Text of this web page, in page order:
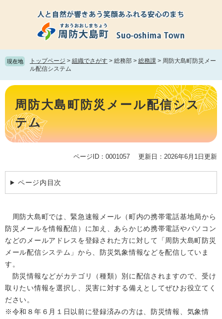
頭
で
飛
ば
て
現在地 トップページ > 組織でさがす > 総務部 > 総務課 > 周防大島町防災メー
ル配信システム
本
周防大島町防災メール配信シス
テム
ページID：0001057 更新日：2026年6月1日更新
ページ内目次
周防大島町では、緊急速報メール（町内の携帯電話基地局から
防災メールを情報配信）に加え、あらかじめ携帯電話やパソコン
などのメールアドレスを登録された方に対して「周防大島町防災
メール配信システム」から、防災気象情報などを配信していま
す。
防災情報などがカテゴリ（種類）別に配信されますので、受け
取りたい情報を選択し、災害に対する備えとしてぜひお役立てく
ださい。
※令和８年６月１日以前に登録済みの方は、防災情報、気象情